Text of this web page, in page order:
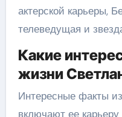
актерской карьеры,
телеведущая и
Какие
жизни
Интересные факты
включают ее